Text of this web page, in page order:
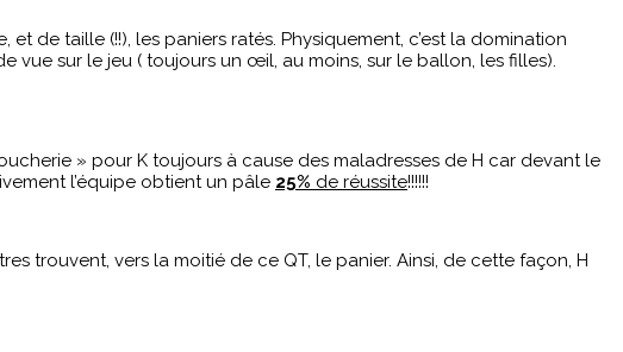
de taille (!!), les paniers ratés. Physiquement, c’est la domination
vue sur le jeu ( toujours un œil, au moins, sur le ballon, les filles).
» pour K toujours à cause des maladresses de H car devant le
l’équipe obtient un pâle 25% de réussite!!!!!!
trouvent, vers la moitié de ce QT, le panier. Ainsi, de cette façon, H